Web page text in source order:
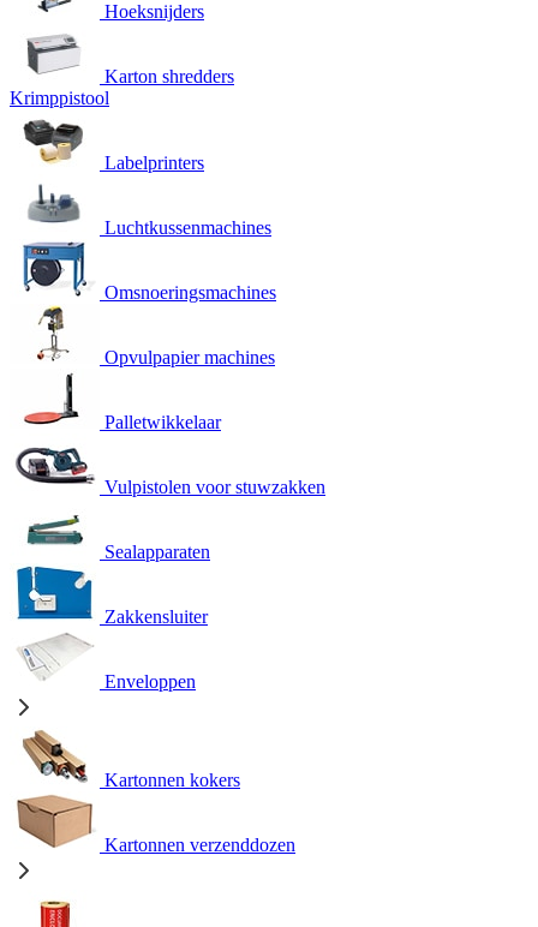
Hoeksnijders
Karton shredders
Krimppistool
Labelprinters
Luchtkussenmachines
Omsnoeringsmachines
Opvulpapier machines
Palletwikkelaar
Vulpistolen voor stuwzakken
Sealapparaten
Zakkensluiter
Enveloppen
Kartonnen kokers
Kartonnen verzenddozen